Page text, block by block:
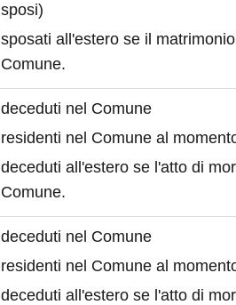
sposi)
sposati all'estero se il
Comune.
deceduti nel Comune
residenti nel Comune al
deceduti all'estero se l'atto di
Comune.
deceduti nel Comune
residenti nel Comune al
deceduti all'estero se l'atto di